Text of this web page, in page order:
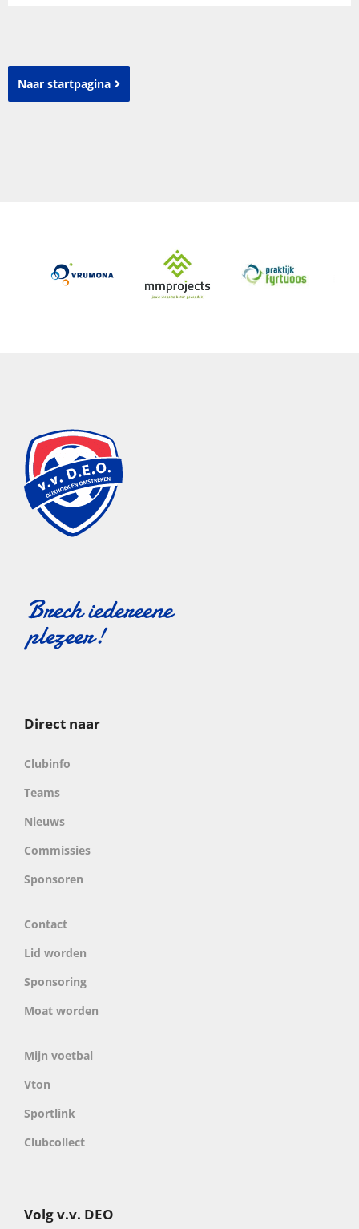
Naar startpagina
Direct naar
Clubinfo
Teams
Nieuws
Commissies
Sponsoren
Contact
Lid worden
Sponsoring
Moat worden
Mijn voetbal
Vton
Sportlink
Clubcollect
Volg v.v. DEO